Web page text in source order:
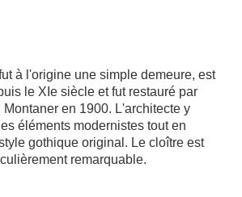
à l'origine une simple demeure, est
le XIe siècle et fut restauré par
Montaner en 1900. L'architecte y
éléments modernistes tout en
gothique original. Le cloître est
remarquable.